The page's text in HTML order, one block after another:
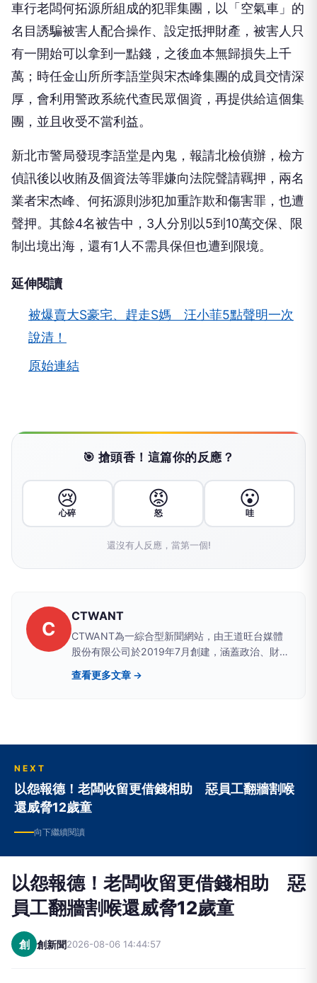
車行老闆何拓源所組成的犯罪集團，以「空氣車」的
名目誘騙被害人配合操作、設定抵押財產，被害人只
有一開始可以拿到一點錢，之後血本無歸損失上千
萬；時任金山所所李語堂與宋杰峰集團的成員交情深
厚，會利用警政系統代查民眾個資，再提供給這個集
團，並且收受不當利益。
新北市警局發現李語堂是內鬼，報請北檢偵辦，檢方
偵訊後以收賄及個資法等罪嫌向法院聲請羈押，兩名
業者宋杰峰、何拓源則涉犯加重詐欺和傷害罪，也遭
聲押。其餘4名被告中，3人分別以5到10萬交保、限
制出境出海，還有1人不需具保但也遭到限境。
延伸閱讀
被爆賣大S豪宅、趕走S媽 汪小菲5點聲明一次
說清！
原始連結
🎯 搶頭香！這篇你的反應？
😢
心碎
😡
怒
😮
哇
還沒有人反應，當第一個!
C
CTWANT
CTWANT為一綜合型新聞網站，由王道旺台媒體
股份有限公司於2019年7月創建，涵蓋政治、財
經、社會、娛樂、漂亮、生活、國際、影音等八大
類別，提供獨家新聞及豐富內容，未來將企劃更多
查看更多文章 →
NEXT
以怨報德！老闆收留更借錢相助 惡員工翻牆割喉
還威脅12歲童
向下繼續閱讀
以怨報德！老闆收留更借錢相助 惡
員工翻牆割喉還威脅12歲童
創 創新聞2026-08-06 14:44:57